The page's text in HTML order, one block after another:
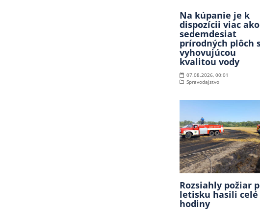
Na kúpanie je k
dispozícii viac ako
sedemdesiat
prírodných plôch
vyhovujúcou
kvalitou vody
07.08.2026, 00:01
Spravodajstvo
Rozsiahly požiar
letisku hasili celé
hodiny